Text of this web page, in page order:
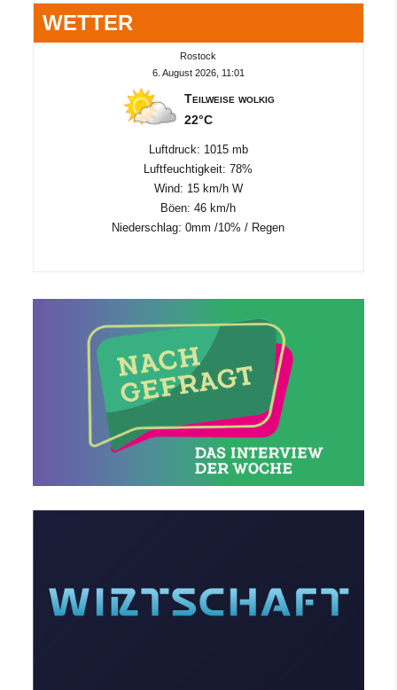
WETTER
Rostock
6. August 2026, 11:01
Teilweise wolkig
22°C
Luftdruck: 1015 mb
Luftfeuchtigkeit: 78%
Wind: 15 km/h W
Böen: 46 km/h
Niederschlag:0mm /10% / Regen